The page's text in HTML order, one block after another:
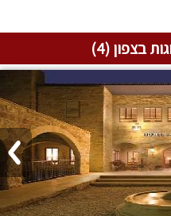
בצפון (4)